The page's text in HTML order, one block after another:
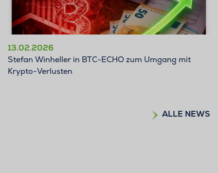
13.02.2026
Stefan Winheller in BTC-ECHO zum Umgang mit
Krypto-Verlusten
ALLE NEWS